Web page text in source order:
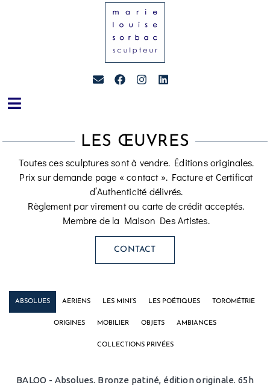
LES ŒUVRES
Toutes ces sculptures sont à vendre. Éditions originales.
Prix sur demande page « contact ». Facture et Certificat
d’Authenticité délivrés.
Règlement par virement ou carte de crédit acceptés.
Membre de la Maison Des Artistes.
CONTACT
ABSOLUES AERIENS LES MINI’S LES POÉTIQUES TOROMÉTRIE
ORIGINES MOBILIER OBJETS AMBIANCES
COLLECTIONS PRIVÉES
BALOO - Absolues. Bronze patiné, édition originale. 65h